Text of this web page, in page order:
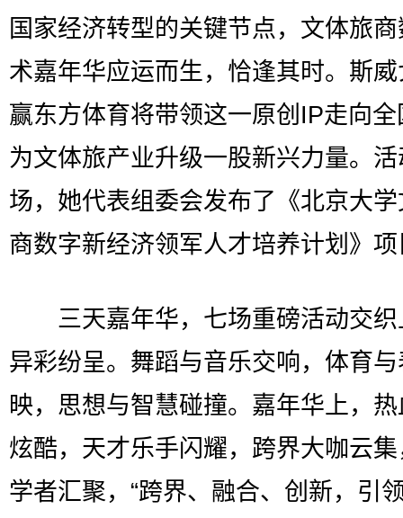
国家经济转型的关键节点，文体旅
术嘉年华应运而生，恰逢其时。斯
赢东方体育将带领这一原创IP走向
为文体旅产业升级一股新兴力量。
场，她代表组委会发布了《北京大
商数字新经济领军人才培养计划》
三天嘉年华，七场重磅活动交织
异彩纷呈。舞蹈与音乐交响，体育
映，思想与智慧碰撞。嘉年华上，
炫酷，天才乐手闪耀，跨界大咖云
学者汇聚，“跨界、融合、创新，引